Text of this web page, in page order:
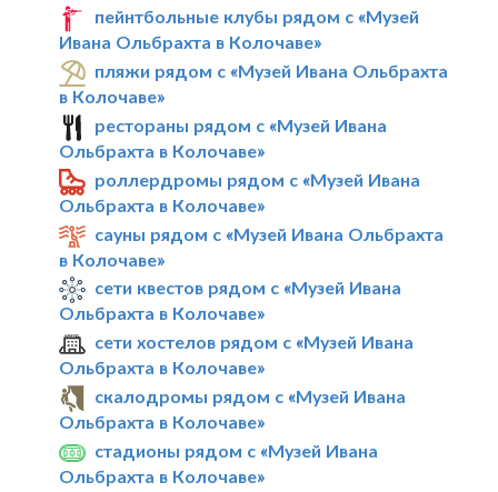
пейнтбольные клубы рядом с «Музей
Ивана Ольбрахта в Колочаве»
пляжи рядом с «Музей Ивана Ольбрахта
в Колочаве»
рестораны рядом с «Музей Ивана
Ольбрахта в Колочаве»
роллердромы рядом с «Музей Ивана
Ольбрахта в Колочаве»
сауны рядом с «Музей Ивана Ольбрахта
в Колочаве»
сети квестов рядом с «Музей Ивана
Ольбрахта в Колочаве»
сети хостелов рядом с «Музей Ивана
Ольбрахта в Колочаве»
скалодромы рядом с «Музей Ивана
Ольбрахта в Колочаве»
стадионы рядом с «Музей Ивана
Ольбрахта в Колочаве»